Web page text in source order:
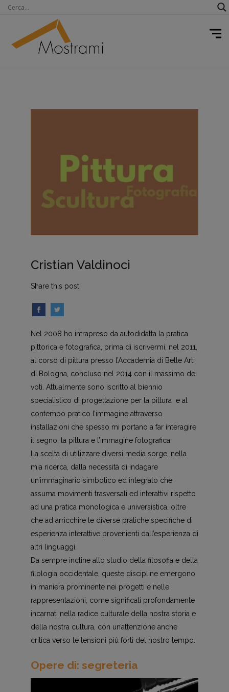
Cristian Valdinoci
Share this post
Nel 2008 ho intrapreso da autodidatta la pratica
pittorica e fotografica, prima di iscrivermi, nel 2011,
al corso di pittura presso l’Accademia di Belle Arti
di Bologna, concluso nel 2014 con il massimo dei
voti. Attualmente sono iscritto al biennio
specialistico di progettazione per la pittura e al
contempo pratico l’immagine attraverso
installazioni che spesso mi portano a far interagire
il segno, la pittura e l’immagine fotografica.
La scelta di utilizzare diversi media sorge, nella
mia ricerca, dalla necessità di indagare
un’immaginario simbolico ed integrato che
assuma movimenti trasversali ed interattivi rispetto
ad una pratica monologica e universistica, oltre
che ad arricchire le diverse pratiche specifiche di
esperienza interattive provenienti dall’esperienza di
altri linguaggi.
Da sempre incline allo studio della filosofia e della
filologia occidentale, queste discipline emergono
in maniera prominente nei progetti e nelle
rappresentazioni, come significati profondamente
incarnati nella radice culturale della nostra storia e
della nostra cultura, con un’attenzione anche
critica verso le tensioni più forti del nostro tempo.
Opere di: segreteria